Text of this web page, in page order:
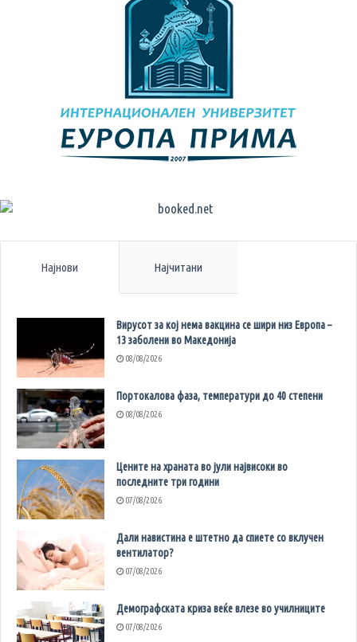
Најнови Најчитани
Вирусот за кој нема вакцина се шири низ Европа –
13 заболени во Македонија
08/08/2026
Портокалова фаза, температури до 40 степени
08/08/2026
Цените на храната во јули највисоки во
последните три години
07/08/2026
Дали навистина е штетно да спиете со вклучен
вентилатор?
07/08/2026
Демографската криза веќе влезе во училниците
07/08/2026